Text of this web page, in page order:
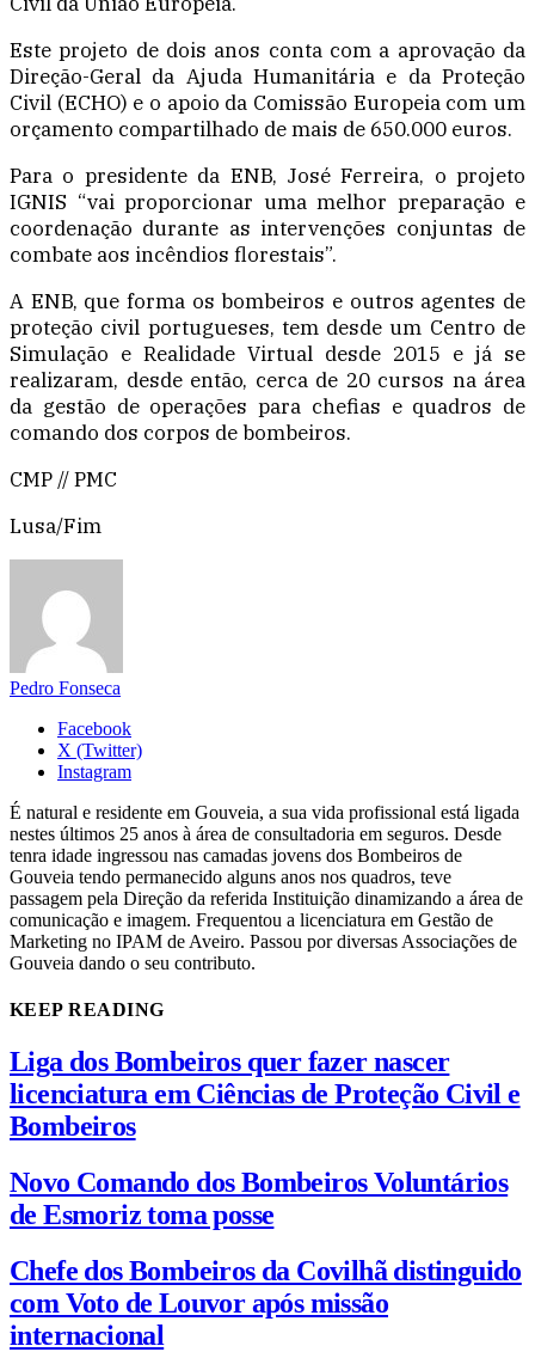
Este projeto de dois anos conta com a aprovação da
Direção-Geral da Ajuda Humanitária e da Proteção
Civil (ECHO) e o apoio da Comissão Europeia com um
orçamento compartilhado de mais de 650.000 euros.
Para o presidente da ENB, José Ferreira, o projeto
IGNIS “vai proporcionar uma melhor preparação e
coordenação durante as intervenções conjuntas de
combate aos incêndios florestais”.
A ENB, que forma os bombeiros e outros agentes de
proteção civil portugueses, tem desde um Centro de
Simulação e Realidade Virtual desde 2015 e já se
realizaram, desde então, cerca de 20 cursos na área
da gestão de operações para chefias e quadros de
comando dos corpos de bombeiros.
CMP // PMC
Lusa/Fim
Pedro Fonseca
Facebook
X (Twitter)
Instagram
É natural e residente em Gouveia, a sua vida profissional está ligada
nestes últimos 25 anos à área de consultadoria em seguros. Desde
tenra idade ingressou nas camadas jovens dos Bombeiros de
Gouveia tendo permanecido alguns anos nos quadros, teve
passagem pela Direção da referida Instituição dinamizando a área de
comunicação e imagem. Frequentou a licenciatura em Gestão de
Marketing no IPAM de Aveiro. Passou por diversas Associações de
Gouveia dando o seu contributo.
KEEP READING
Liga dos Bombeiros quer fazer nascer
licenciatura em Ciências de Proteção Civil e
Bombeiros
Novo Comando dos Bombeiros Voluntários
de Esmoriz toma posse
Chefe dos Bombeiros da Covilhã distinguido
com Voto de Louvor após missão
internacional